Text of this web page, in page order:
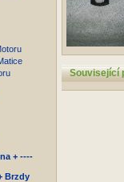
+ ----
Brzdy
Související